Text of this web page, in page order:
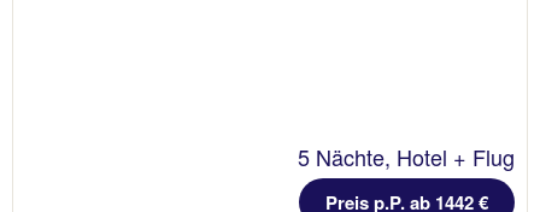
5 Nächte, Hotel + Flug
Preis p.P. ab 1442 €